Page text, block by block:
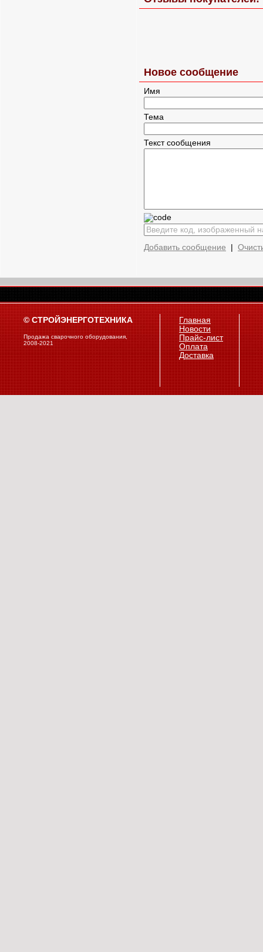
Новое сообщение
Имя
Тема
Текст сообщения
Добавить сообщение
© СТРОЙЭНЕРГОТЕХНИКА
Продажа сварочного оборудования,
2008-2021
Главная
Новости
Прайс-лист
Оплата
Доставка